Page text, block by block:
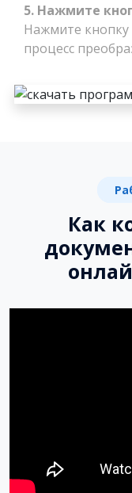
5. Нажмите
Нажмите кнопку
процесс
Как